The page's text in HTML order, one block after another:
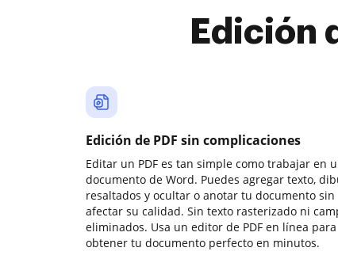
Edición
Edición de PDF sin complicaciones
Editar un PDF es tan simple como trabajar en
documento de Word. Puedes agregar texto,
resaltados y ocultar o anotar tu documento sin
afectar su calidad. Sin texto rasterizado ni
eliminados. Usa un editor de PDF en línea para
obtener tu documento perfecto en minutos.